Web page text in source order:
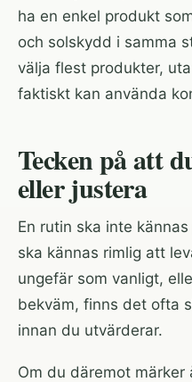
ha en enkel produkt
och solskydd i samma
välja flest produkter,
faktiskt kan använda
Tecken på att
eller justera
En rutin ska inte
ska kännas rimlig att
ungefär som vanligt,
bekväm, finns det ofta
innan du utvärderar.
Om du däremot